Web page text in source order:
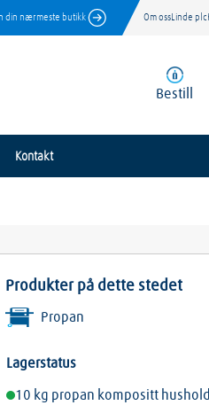
din nærmeste butikk Om oss Linde plc
Bestill
Kontakt
Produkter på dette stedet
Propan
Lagerstatus
10 kg propan kompositt